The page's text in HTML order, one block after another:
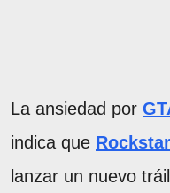
La ansiedad por
indica que
lanzar un nuevo